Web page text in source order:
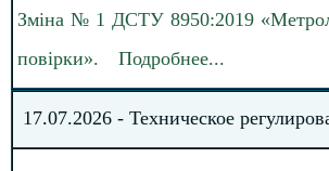
Зміна № 1 ДСТУ 8950:2019
повірки».
Подробнее...
17.07.2026 - Техническое